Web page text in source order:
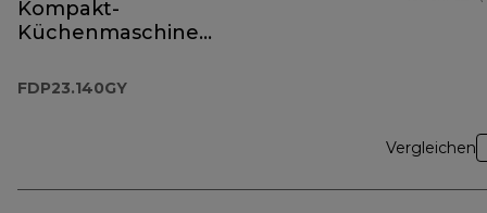
Kompakt-
Küchenmaschine
FDP23.140GY
FDP23.140GY
Vergleichen